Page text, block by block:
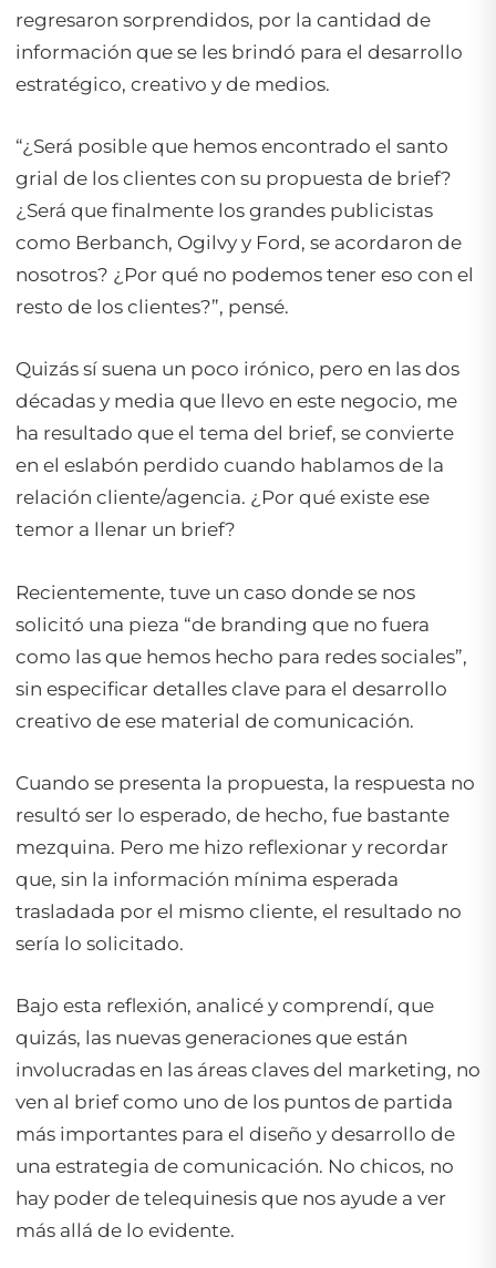
regresaron sorprendidos, por la cantidad de
información que se les brindó para el desarrollo
estratégico, creativo y de medios.
“¿Será posible que hemos encontrado el santo
grial de los clientes con su propuesta de brief?
¿Será que finalmente los grandes publicistas
como Berbanch, Ogilvy y Ford, se acordaron de
nosotros? ¿Por qué no podemos tener eso con el
resto de los clientes?”, pensé.
Quizás sí suena un poco irónico, pero en las dos
décadas y media que llevo en este negocio, me
ha resultado que el tema del brief, se convierte
en el eslabón perdido cuando hablamos de la
relación cliente/agencia. ¿Por qué existe ese
temor a llenar un brief?
Recientemente, tuve un caso donde se nos
solicitó una pieza “de branding que no fuera
como las que hemos hecho para redes sociales”,
sin especificar detalles clave para el desarrollo
creativo de ese material de comunicación.
Cuando se presenta la propuesta, la respuesta no
resultó ser lo esperado, de hecho, fue bastante
mezquina. Pero me hizo reflexionar y recordar
que, sin la información mínima esperada
trasladada por el mismo cliente, el resultado no
sería lo solicitado.
Bajo esta reflexión, analicé y comprendí, que
quizás, las nuevas generaciones que están
involucradas en las áreas claves del marketing, no
ven al brief como uno de los puntos de partida
más importantes para el diseño y desarrollo de
una estrategia de comunicación. No chicos, no
hay poder de telequinesis que nos ayude a ver
más allá de lo evidente.